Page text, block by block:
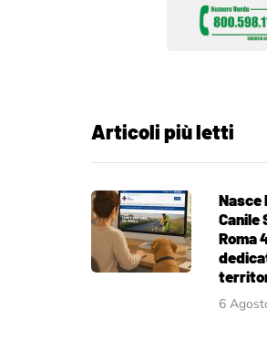
Articoli più letti
Nasce
Canile
Roma
6